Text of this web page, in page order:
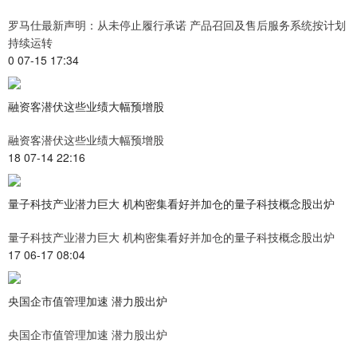
罗马仕最新声明：从未停止履行承诺 产品召回及售后服务系统按计划
持续运转
0 07-15 17:34
融资客潜伏这些业绩大幅预增股
融资客潜伏这些业绩大幅预增股
18 07-14 22:16
量子科技产业潜力巨大 机构密集看好并加仓的量子科技概念股出炉
量子科技产业潜力巨大 机构密集看好并加仓的量子科技概念股出炉
17 06-17 08:04
央国企市值管理加速 潜力股出炉
央国企市值管理加速 潜力股出炉